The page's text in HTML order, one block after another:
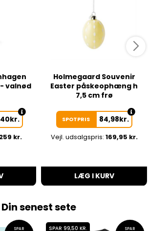
- valnød
kr.
259 kr.
Holmegaard Souvenir
Easter påskeophæng h
7,5 cm frø
SPOTPRIS 84,98kr.
Vejl. udsalgspris: 169,95 kr.
LÆG I KURV
Din senest sete
SPAR SPAR 99,50 KR. SPAR